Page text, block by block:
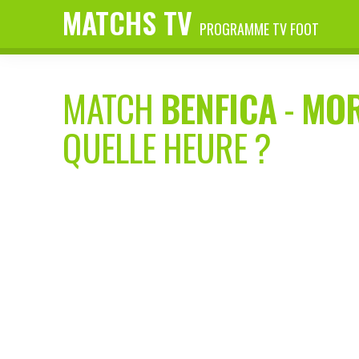
MATCHS TV PROGRAMME TV FOOT
MATCH BENFICA-
QUELLE HEURE ?